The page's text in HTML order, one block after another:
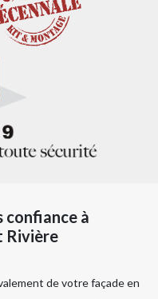
confiance à
Rivière
de votre façade en